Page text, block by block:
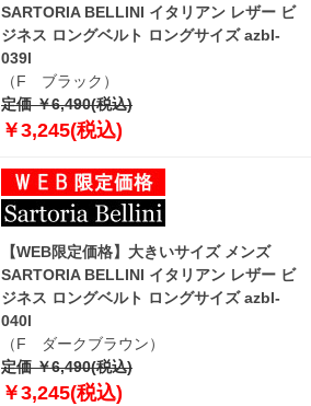
SARTORIA BELLINI イタリアン レザー ビ
ジネス ロングベルト ロングサイズ azbl-
039l
（F ブラック）
定価 ￥6,490(税込)
￥3,245(税込)
【WEB限定価格】大きいサイズ メンズ
SARTORIA BELLINI イタリアン レザー ビ
ジネス ロングベルト ロングサイズ azbl-
040l
（F ダークブラウン）
定価 ￥6,490(税込)
￥3,245(税込)